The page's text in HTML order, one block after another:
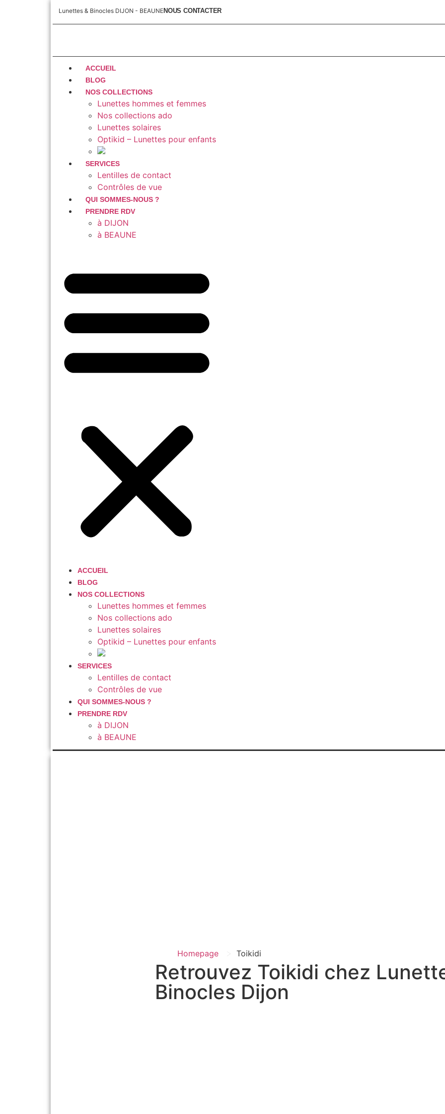
Lunettes & Binocles DIJON - BEAUNENOUS CONTACTER
ACCUEIL
BLOG
NOS COLLECTIONS
Lunettes hommes et femmes
Nos collections ado
Lunettes solaires
Optikid – Lunettes pour enfants
SERVICES
Lentilles de contact
Contrôles de vue
QUI SOMMES-NOUS ?
PRENDRE RDV
à DIJON
à BEAUNE
ACCUEIL
BLOG
NOS COLLECTIONS
Lunettes hommes et femmes
Nos collections ado
Lunettes solaires
Optikid – Lunettes pour enfants
SERVICES
Lentilles de contact
Contrôles de vue
QUI SOMMES-NOUS ?
PRENDRE RDV
à DIJON
à BEAUNE
Homepage > Toikidi
Retrouvez Toikidi chez
Binocles Dijon